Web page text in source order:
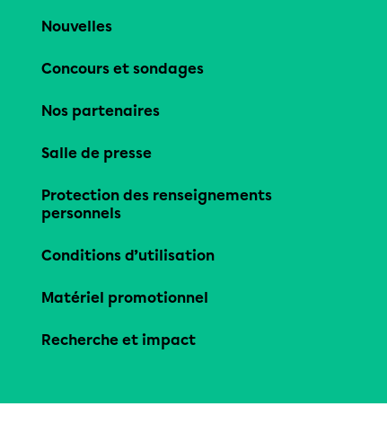
Nouvelles
Concours et sondages
Nos partenaires
Salle de presse
Protection des renseignements
personnels
Conditions d’utilisation
Matériel promotionnel
Recherche et impact